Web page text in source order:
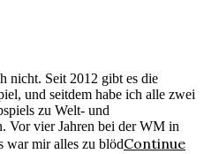
nicht. Seit 2012 gibt es die
und seitdem habe ich alle zwei
zu Welt- und
Vor vier Jahren bei der WM in
war mir alles zu blödContinue